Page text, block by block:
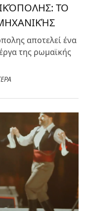
ΤΟ
αποτελεί ένα
της ρωμαϊκής